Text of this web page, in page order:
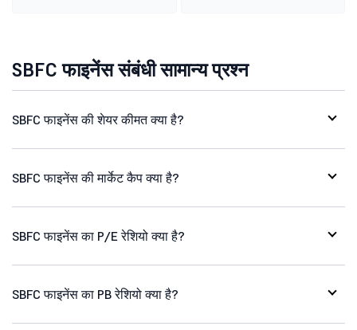
SBFC फाइनेंस संबंधी सामान्य प्रश्न
SBFC फाइनेंस की शेयर कीमत क्या है?
SBFC फाइनेंस की मार्केट कैप क्या है?
SBFC फाइनेंस का P/E रेशियो क्या है?
SBFC फाइनेंस का PB रेशियो क्या है?